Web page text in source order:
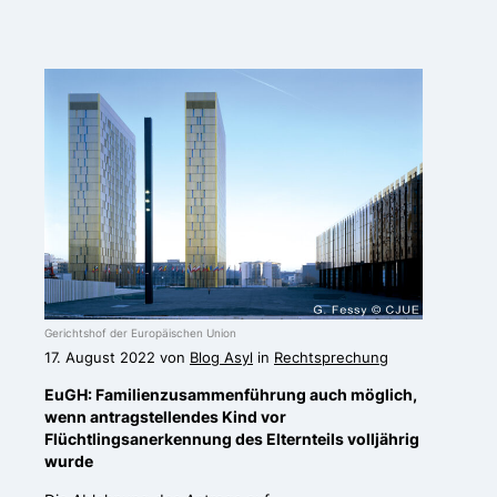
Gerichtshof der Europäischen Union
17. August 2022 von Blog Asyl in Rechtsprechung
EuGH: Familienzusammenführung auch möglich,
wenn antragstellendes Kind vor
Flüchtlingsanerkennung des Elternteils volljährig
wurde